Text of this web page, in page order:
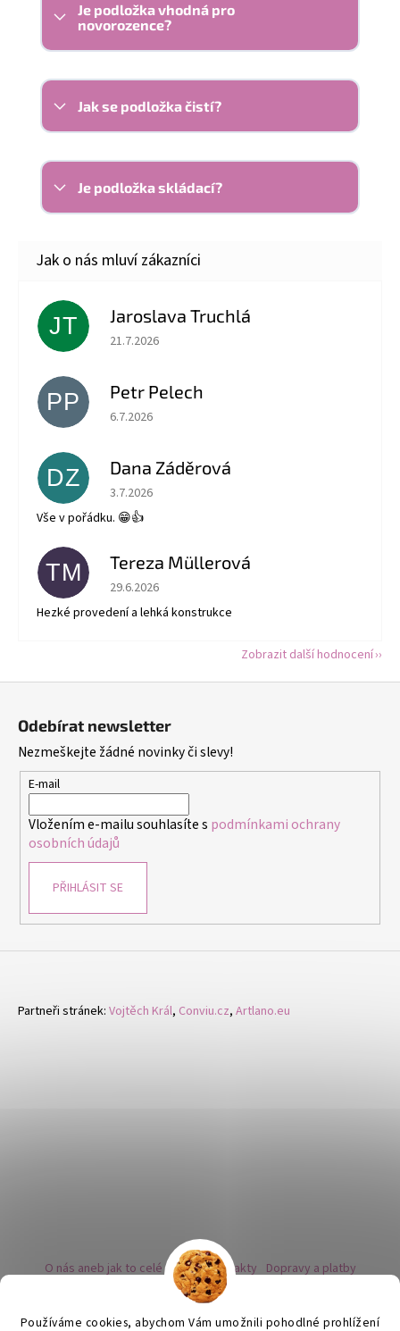
Používáme cookies, abychom Vám umožnili pohodlné prohlížení
Je podložka vhodná pro
novorozence?
Jak se podložka čistí?
Je podložka skládací?
JT Jaroslava Truchlá
Hodnocení obchodu je 5 z 5 hvězdiček.
21.7.2026
PP Petr Pelech
Hodnocení obchodu je 5 z 5 hvězdiček.
6.7.2026
DZ Dana Záděrová
Hodnocení obchodu je 5 z 5 hvězdiček.
3.7.2026
Vše v pořádku. 😁👍
TM Tereza Müllerová
Hodnocení obchodu je 5 z 5 hvězdiček.
29.6.2026
Hezké provedení a lehká konstrukce
Zobrazit další hodnocení
Odebírat newsletter
Nezmeškejte žádné novinky či slevy!
E-mail
Vložením e-mailu souhlasíte s podmínkami ochrany
osobních údajů
PŘIHLÁSIT SE
Partneři stránek: Vojtěch Král, Conviu.cz, Artlano.eu
O nás aneb jak to celé začalo Kontakty Dopravy a platby
Kovy a puncovní značky Naše nabídka náušnic
Instagram - sledujte nás
Obchodní podmínky Ochrana osobních údajů